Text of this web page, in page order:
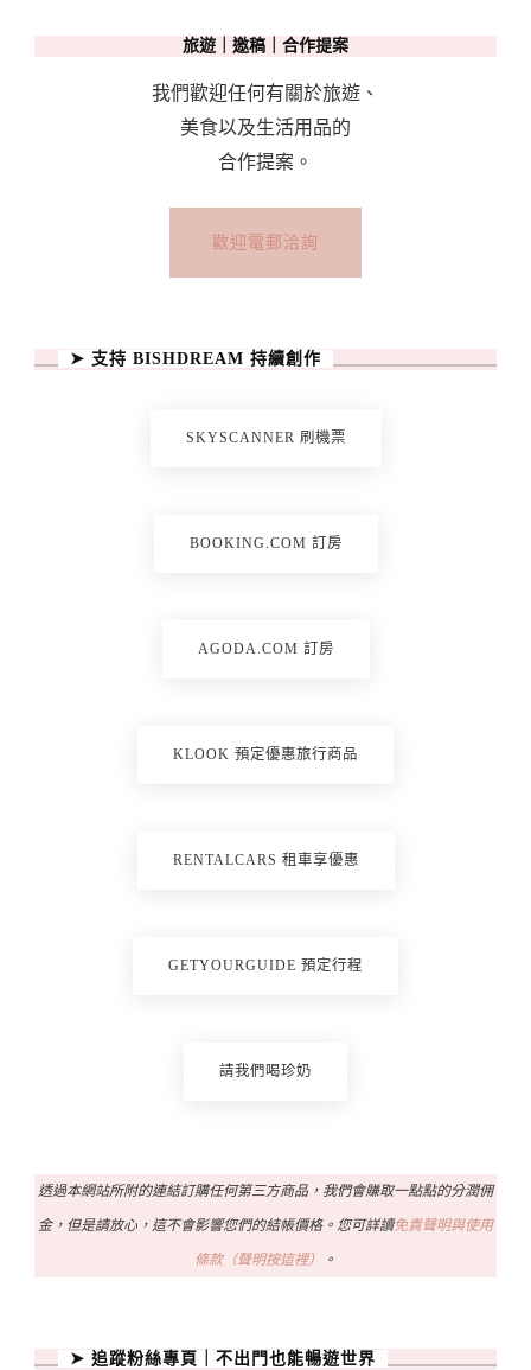
旅遊｜邀稿｜合作提案
我們歡迎任何有關於旅遊、
美食以及生活用品的
合作提案。
歡迎電郵洽詢
➤ 支持 BISHDREAM 持續創作
SKYSCANNER 刷機票
BOOKING.COM 訂房
AGODA.COM 訂房
KLOOK 預定優惠旅行商品
RENTALCARS 租車享優惠
GETYOURGUIDE 預定行程
請我們喝珍奶
透過本網站所附的連結訂購任何第三方商品，我們會賺取一點點的分潤佣
金，但是請放心，這不會影響您們的結帳價格。您可詳讀免責聲明與使用
條款（聲明按這裡） 。
➤ 追蹤粉絲專頁｜不出門也能暢遊世界